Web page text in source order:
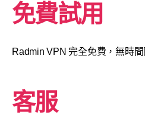
免費試用
Radmin VPN 完全免費，無時
客服